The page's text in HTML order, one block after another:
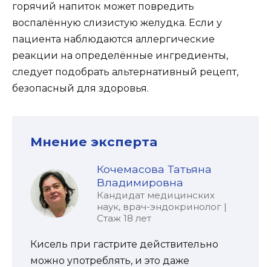
горячий напиток может повредить
воспалённую слизистую желудка. Если у
пациента наблюдаются аллергические
реакции на определённые ингредиенты,
следует подобрать альтернативный рецепт,
безопасный для здоровья.
Мнение эксперта
Кочемасова Татьяна
Владимировна
Кандидат медицинских
наук, врач-эндокринолог |
Стаж 18 лет
Кисель при гастрите действительно
можно употреблять, и это даже